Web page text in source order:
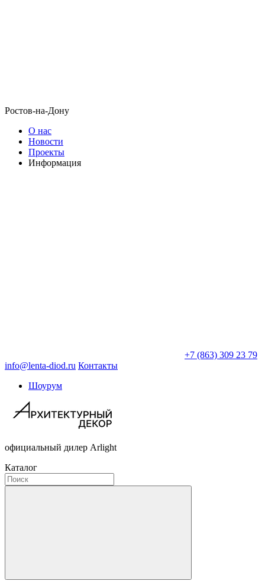
Ростов-на-Дону
О нас
Новости
Проекты
Информация
+7 (863) 309 23 79
info@lenta-diod.ru Контакты
Шоурум
официальный дилер Arlight
Каталог